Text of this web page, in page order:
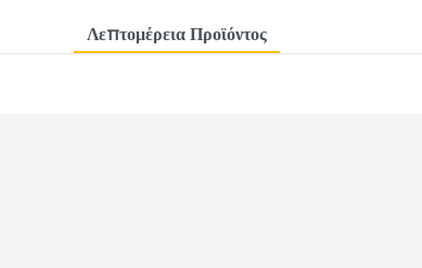
Λεπτομέρεια Προϊόντος